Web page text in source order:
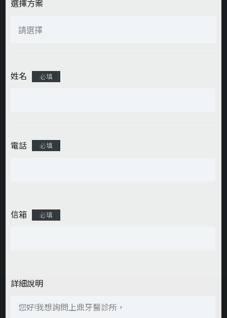
選擇方案
姓名 必填
電話 必填
信箱 必填
詳細說明